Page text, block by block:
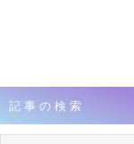
記事の検索